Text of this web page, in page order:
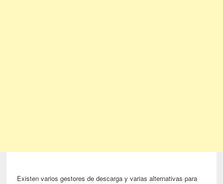
Existen varios gestores de descarga y varias alternativas para